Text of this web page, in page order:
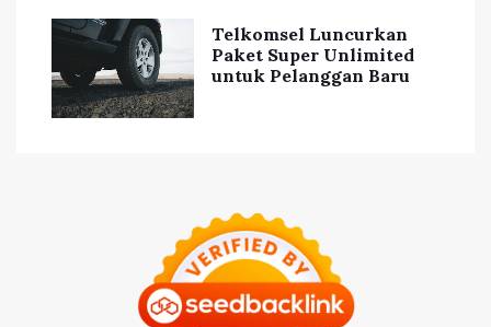
Telkomsel Luncurkan
Paket Super Unlimited
untuk Pelanggan Baru